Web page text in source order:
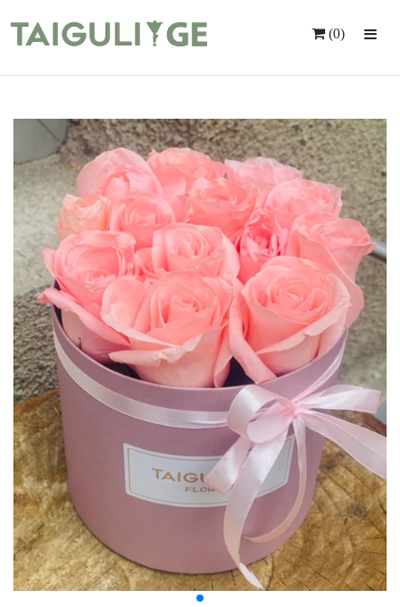
Ყვავილები
Საჩუქრები
Მომსახურება
Ინდივიდუალური Შეკვეთა
Კონტაქტი
(0)